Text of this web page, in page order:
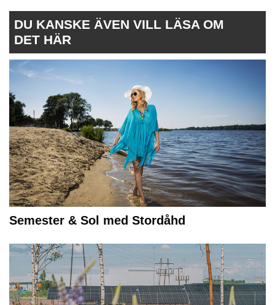
DU KANSKE ÄVEN VILL LÄSA OM
DET HÄR
Semester & Sol med Stordåhd